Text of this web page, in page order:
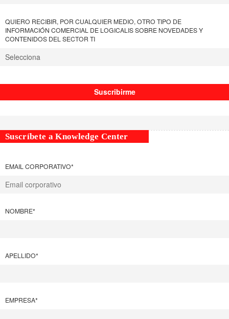
QUIERO RECIBIR, POR CUALQUIER MEDIO, OTRO TIPO DE
INFORMACIÓN COMERCIAL DE LOGICALIS SOBRE NOVEDADES Y
CONTENIDOS DEL SECTOR TI
Suscríbete a Knowledge Center
EMAIL CORPORATIVO*
NOMBRE*
APELLIDO*
EMPRESA*